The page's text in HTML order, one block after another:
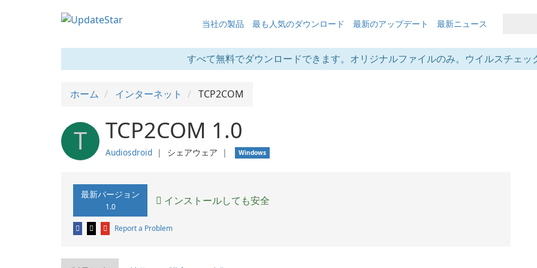
当社の製品 最も人気のダウンロード 最新のアップデート 最新ニュース
すべて無料でダウンロードできます。オリジナルファイルのみ。ウイルスチェッ
ホーム インターネット TCP2COM
T TCP2COM 1.0
Audiosdroid ❘ シェアウェア ❘ Windows
最新バージョン
1.0 インストールしても安全
Report a Problem